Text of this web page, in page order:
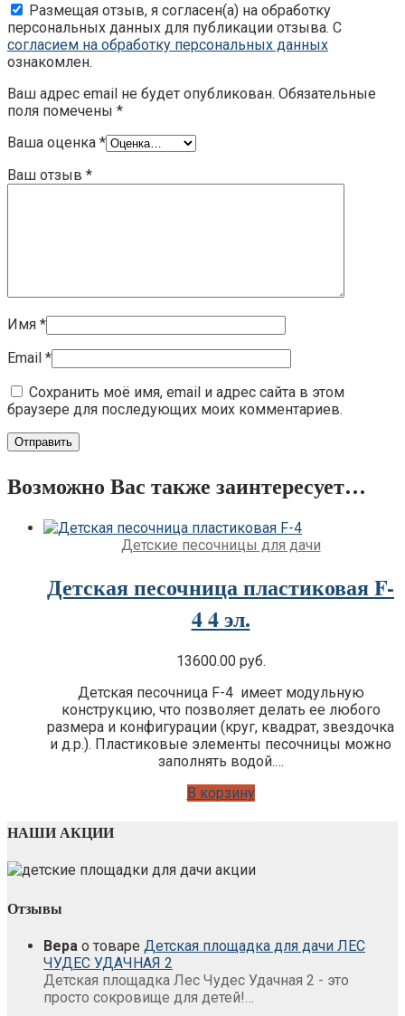
Размещая отзыв, я согласен(а) на обработку
персональных данных для публикации отзыва. С
согласием на обработку персональных данных
ознакомлен.
Ваш адрес email не будет опубликован. Обязательные
поля помечены *
Ваша оценка *
Ваш отзыв *
Имя *
Email *
Сохранить моё имя, email и адрес сайта в этом
браузере для последующих моих комментариев.
Возможно Вас также заинтересует…
Детские песочницы для дачи
Детская песочница пластиковая F-
4 4 эл.
13600.00 руб.
Детская песочница F-4 имеет модульную
конструкцию, что позволяет делать ее любого
размера и конфигурации (круг, квадрат, звездочка
и д.р.). Пластиковые элементы песочницы можно
заполнять водой.…
В корзину
НАШИ АКЦИИ
Отзывы
Вера о товаре Детская площадка для дачи ЛЕС
ЧУДЕС УДАЧНАЯ 2
Детская площадка Лес Чудес Удачная 2 - это
просто сокровище для детей!…